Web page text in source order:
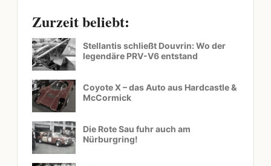
Zurzeit beliebt:
Stellantis schließt Douvrin: Wo der
legendäre PRV-V6 entstand
Coyote X – das Auto aus Hardcastle &
McCormick
Die Rote Sau fuhr auch am
Nürburgring!